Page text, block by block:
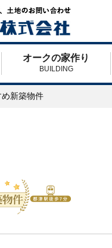
オークの家作り
BUILDING
め新築物件